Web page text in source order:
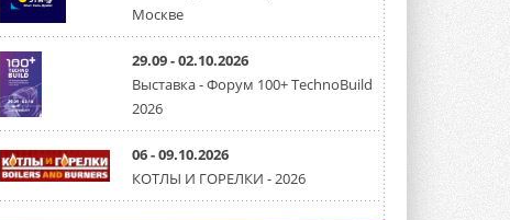
Москве
29.09 - 02.10.2026
Выставка - Форум 100+ TechnoBuild
2026
06 - 09.10.2026
КОТЛЫ И ГОРЕЛКИ - 2026